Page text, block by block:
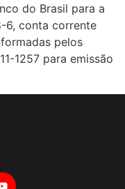
do Brasil para a
6, conta corrente
pelos
1257 para emissão